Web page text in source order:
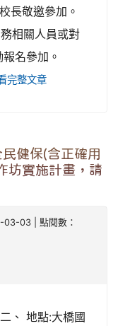
長敬邀參加。
相關人員或對
名參加。
完整文章
健保(含正確用
坊實施計畫，請
03-03 | 點閱數：
、 地點:大橋國